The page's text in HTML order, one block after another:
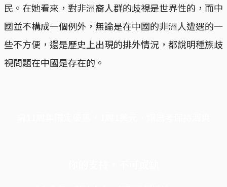
民。在她看來，對非洲裔人群的歧視是世界性的，而中
國並不構成一個例外，無論是在中國的非洲人遭遇的一
些不方便，還是歷史上出現的排外情況，都說明種族歧
視問題在中國是存在的。